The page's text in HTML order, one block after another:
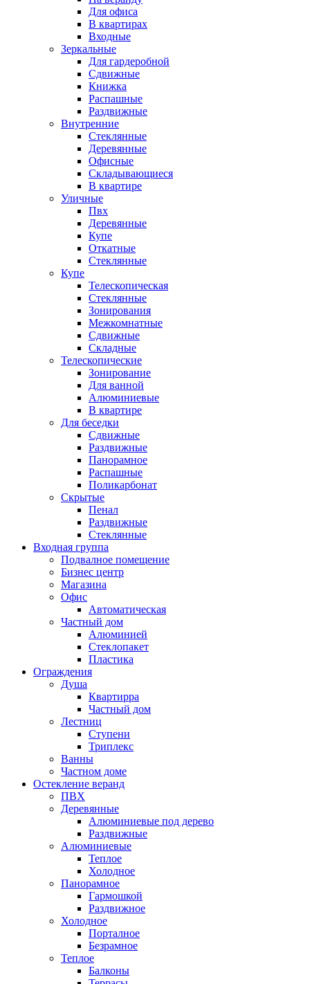
Для офиса
В квартирах
Входные
Зеркальные
Для гардеробной
Сдвижные
Книжка
Распашные
Раздвижные
Внутренние
Стеклянные
Деревянные
Офисные
Складывающиеся
В квартире
Уличные
Пвх
Деревянные
Купе
Откатные
Стеклянные
Купе
Телескопическая
Стеклянные
Зонирования
Межкомнатные
Сдвижные
Складные
Телескопические
Зонирование
Для ванной
Алюминиевые
В квартире
Для беседки
Сдвижные
Раздвижные
Панорамное
Распашные
Поликарбонат
Скрытые
Пенал
Раздвижные
Стеклянные
Входная группа
Подвалное помещение
Бизнес центр
Магазина
Офис
Автоматическая
Частный дом
Алюминией
Стеклопакет
Пластика
Ограждения
Душа
Квартирра
Частный дом
Лестниц
Ступени
Триплекс
Ванны
Частном доме
Остекление веранд
ПВХ
Деревянные
Алюминиевые под дерево
Раздвижные
Алюминиевые
Теплое
Холодное
Панорамное
Гармошкой
Раздвижное
Холодное
Порталное
Безрамное
Теплое
Балконы